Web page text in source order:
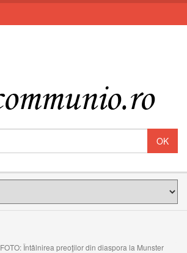
FOTO: Întâlnirea preoţilor din diaspora la Munster